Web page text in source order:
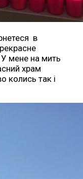
в
У мене на мить
храм
колись так і